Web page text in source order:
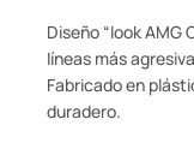
Diseño “look AMG
líneas más
Fabricado en
duradero.